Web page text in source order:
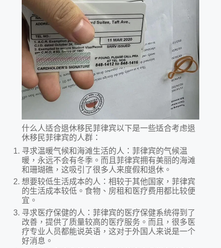
什么人适合退休移民菲律宾以下是一些适合考虑退
休移民菲律宾的人群：
寻求温暖气候和海滩生活的人：菲律宾的气候温
暖，永远不会有冬季。而且菲律宾拥有美丽的海滩
和珊瑚礁，这吸引了很多人来度假和退休。
想要较低生活成本的人：相较于其他国家，菲律宾
的生活成本较低。食物、房租和医疗费用都比较便
宜。
寻求医疗保健的人：菲律宾的医疗保健系统得到了
改善，提供了质量较高的医疗服务。而且，很多医
疗专业人员都能说英语，这对于外国人来说是一个
好消息。